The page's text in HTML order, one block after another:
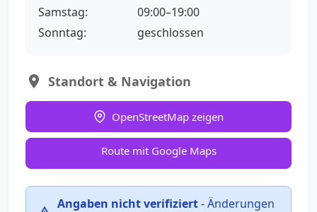
Samstag:
09:00–19:00
Sonntag:
geschlossen
Standort & Navigation
OpenStreetMap zeigen
Route mit Google Maps
Angaben nicht verifiziert-Änderungen